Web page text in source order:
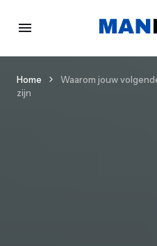
Home
Waarom jouw
zijn